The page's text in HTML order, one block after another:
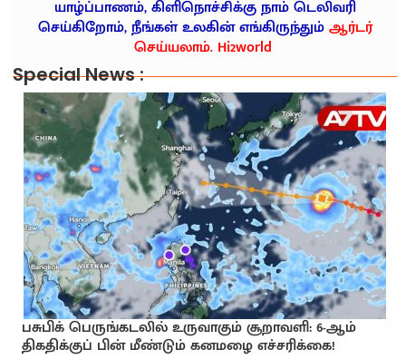
யாழ்ப்பாணம், கிளிநொச்சிக்கு நாம் டெலிவரி
செய்கிறோம், நீங்கள் உலகின் எங்கிருந்தும்ஆர்டர்
செய்யலாம். Hi2world
Special News :
பசுபிக் பெருங்கடலில் உருவாகும் சூறாவளி: 6-ஆம்
திகதிக்குப் பின் மீண்டும் கனமழை எச்சரிக்கை!